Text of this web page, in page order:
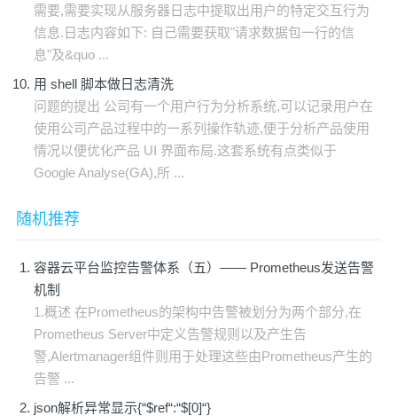
需要,需要实现从服务器日志中提取出用户的特定交互行为
信息.日志内容如下: 自己需要获取"请求数据包一行的信
息"及&quo ...
用 shell 脚本做日志清洗
问题的提出 公司有一个用户行为分析系统,可以记录用户在
使用公司产品过程中的一系列操作轨迹,便于分析产品使用
情况以便优化产品 UI 界面布局.这套系统有点类似于
Google Analyse(GA),所 ...
随机推荐
容器云平台监控告警体系（五）—— Prometheus发送告警
机制
1.概述 在Prometheus的架构中告警被划分为两个部分,在
Prometheus Server中定义告警规则以及产生告
警,Alertmanager组件则用于处理这些由Prometheus产生的
告警 ...
json解析异常显示{“$ref“:“$[0]“}